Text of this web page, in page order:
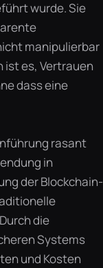
wurde. Sie
manipulierbar
ist es, Vertrauen
dass eine
rasant
in
der Blockchain-
die
Systems
und Kosten